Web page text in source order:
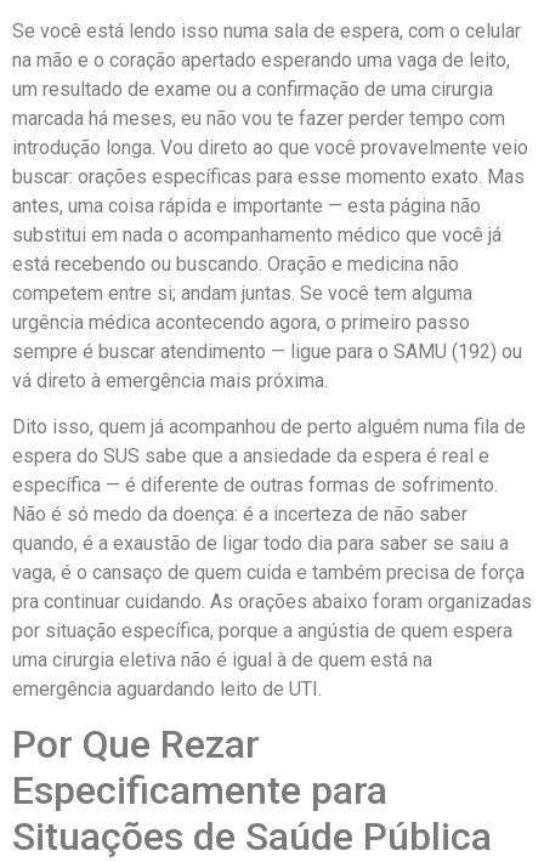
Se você está lendo isso numa sala de espera, com o celular
na mão e o coração apertado esperando uma vaga de leito,
um resultado de exame ou a confirmação de uma cirurgia
marcada há meses, eu não vou te fazer perder tempo com
introdução longa. Vou direto ao que você provavelmente veio
buscar: orações específicas para esse momento exato. Mas
antes, uma coisa rápida e importante — esta página não
substitui em nada o acompanhamento médico que você já
está recebendo ou buscando. Oração e medicina não
competem entre si; andam juntas. Se você tem alguma
urgência médica acontecendo agora, o primeiro passo
sempre é buscar atendimento — ligue para o SAMU (192) ou
vá direto à emergência mais próxima.
Dito isso, quem já acompanhou de perto alguém numa fila de
espera do SUS sabe que a ansiedade da espera é real e
específica — é diferente de outras formas de sofrimento.
Não é só medo da doença: é a incerteza de não saber
quando, é a exaustão de ligar todo dia para saber se saiu a
vaga, é o cansaço de quem cuida e também precisa de força
pra continuar cuidando. As orações abaixo foram organizadas
por situação específica, porque a angústia de quem espera
uma cirurgia eletiva não é igual à de quem está na
emergência aguardando leito de UTI.
Por Que Rezar
Especificamente para
Situações de Saúde Pública